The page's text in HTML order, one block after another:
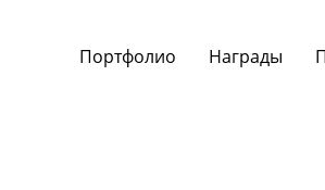
Портфолио Награды